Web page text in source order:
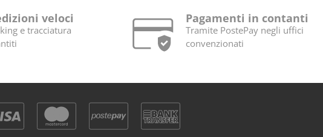
veloci
e tracciatura
Pagamenti in contanti
Tramite PostePay negli uffici
convenzionati